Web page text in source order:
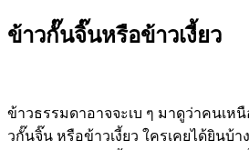
ข้าวกั๊นจิ๊นหรือข้าวเงี้ยว
ข้าวธรรมดาอาจจะเบ ๆ มาดูว่าคนเหนื
วกั๊นจิ๊น หรือข้าวเงี้ยว ใครเคยได้ยินบ้าง